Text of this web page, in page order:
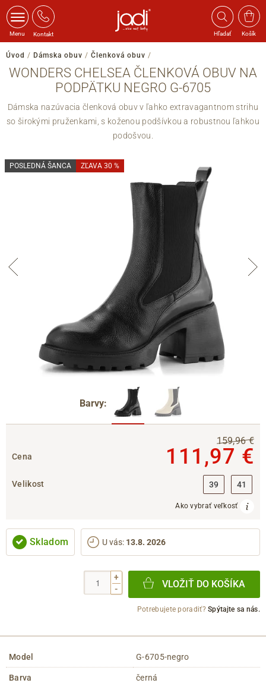
Menu Kontakt Hľadať Košík
Úvod / Dámska obuv / Členková obuv /
WONDERS CHELSEA ČLENKOVÁ OBUV NA
PODPÄTKU NEGRO G-6705
Dámska nazúvacia členková obuv v ľahko extravagantnom strihu
so širokými pruženkami, s koženou podšívkou a robustnou ľahkou
podošvou.
POSLEDNÁ ŠANCA ZĽAVA 30 %
Barvy:
Cena
159,96 €
111,97 €
Velikost 39 41
Ako vybrať veľkosť
Skladom U vás: 13.8. 2026
+
-
VLOŽIŤ DO KOŠÍKA
Potrebujete poradiť?Spýtajte sa nás.
Model G-6705-negro
Barva černá